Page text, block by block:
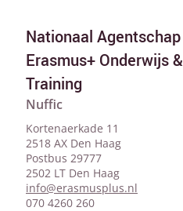
Nationaal Agentschap
Erasmus+ Onderwijs &
Training
Nuffic
Kortenaerkade 11
2518 AX Den Haag
Postbus 29777
2502 LT Den Haag
info@erasmusplus.nl
070 4260 260